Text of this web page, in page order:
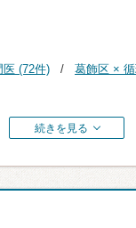
(72件)
葛飾区 ×
続きを見る